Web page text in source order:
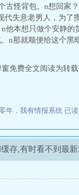
怪背包。n想回家
失意老男人，为了
本想只做个安静的
n那就顺便给这个黑
免费全文阅读为转载
年，我有情报系统 已读
存,有时看不到最